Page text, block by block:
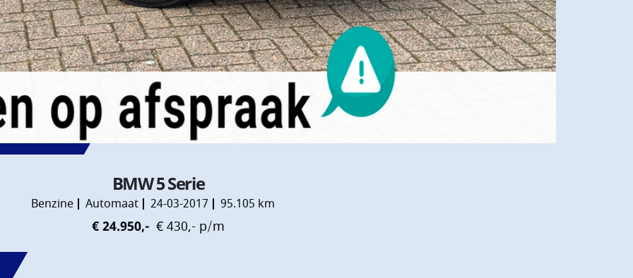
BMW 5 Serie
Benzine Automaat 24-03-2017
95.105 km
€ 24.950,- € 430,- p/m